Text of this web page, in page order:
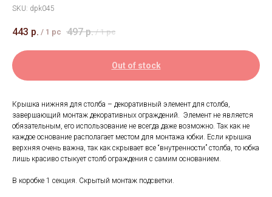
SKU: dpk045
443 р. / 1 pc 497 р. / 1 pc
Out of stock
Крышка нижняя для столба – декоративный элемент для столба,
завершающий монтаж декоративных ограждений. Элемент не является
обязательным, его использование не всегда даже возможно. Так как не
каждое основание располагает местом для монтажа юбки. Если крышка
верхняя очень важна, так как скрывает все “внутренности” столба, то юбка
лишь красиво стыкует столб ограждения с самим основанием.
В коробке 1 секция. Скрытый монтаж подсветки.